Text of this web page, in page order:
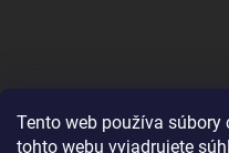
Tento web používa
tohto webu vyjadrujete
Nenašli ste čo ste hľadali?